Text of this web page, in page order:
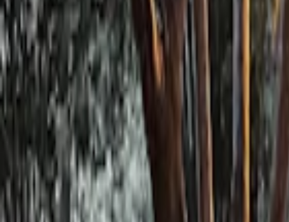
Destinations Thèmes Activités
Offres
Consultation d'expert
Se connecter